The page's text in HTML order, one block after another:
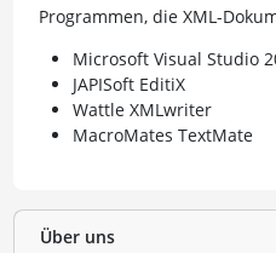
Programmen, die XML-
Microsoft Visual Studio
JAPISoft EditiX
Wattle XMLwriter
MacroMates TextMate
Über uns